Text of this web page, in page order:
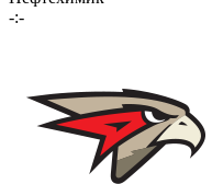
-:-